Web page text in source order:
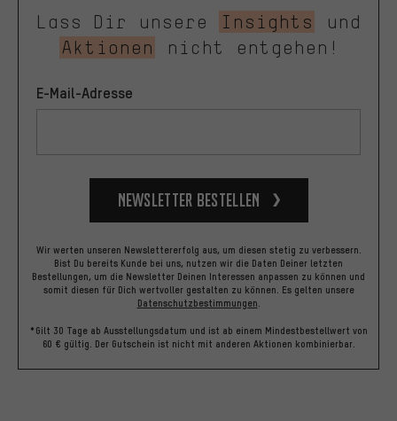
Lass Dir unsere
Insights
und
Aktionen
nicht entgehen!
E-Mail-Adresse
Newsletter bestellen
Wir werten unseren Newslettererfolg aus, um diesen stetig zu verbessern.
Bist Du bereits Kunde bei uns, nutzen wir die Daten Deiner letzten
Bestellungen, um die Newsletter Deinen Interessen anpassen zu können und
somit diesen für Dich wertvoller gestalten zu können. Es gelten unsere
Datenschutzbestimmungen.
*Gilt 30 Tage ab Ausstellungsdatum und ist ab einem Mindestbestellwert von
60 € gültig. Der Gutschein ist nicht mit anderen Aktionen kombinierbar.